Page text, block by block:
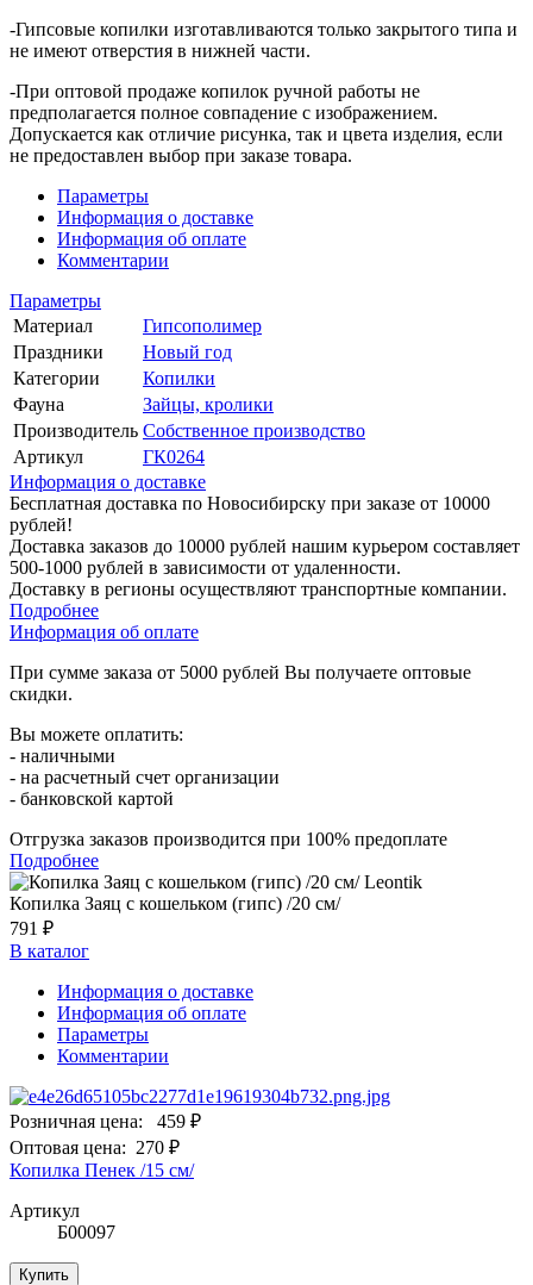
-Гипсовые копилки изготавливаются только закрытого типа и
не имеют отверстия в нижней части.
-При оптовой продаже копилок ручной работы не
предполагается полное совпадение с изображением.
Допускается как отличие рисунка, так и цвета изделия, если
не предоставлен выбор при заказе товара.
Параметры
Информация о доставке
Информация об оплате
Комментарии
Параметры
Материал
Гипсополимер
Праздники
Новый год
Категории
Копилки
Фауна
Зайцы, кролики
Производитель Собственное производство
Артикул
ГК0264
Информация о доставке
Бесплатная доставка по Новосибирску при заказе от 10000
рублей!
Доставка заказов до 10000 рублей нашим курьером составляет
500-1000 рублей в зависимости от удаленности.
Доставку в регионы осуществляют транспортные компании.
Подробнее
Информация об оплате
При сумме заказа от 5000 рублей Вы получаете оптовые
скидки.
Вы можете оплатить:
- наличными
- на расчетный счет организации
- банковской картой
Отгрузка заказов производится при 100% предоплате
Подробнее
Копилка Заяц с кошельком (гипс) /20 см/
791 ₽
В каталог
Информация о доставке
Информация об оплате
Параметры
Комментарии
Розничная цена:
459 ₽
Оптовая цена: 270 ₽
Копилка Пенек /15 см/
Артикул
Б00097
Купить